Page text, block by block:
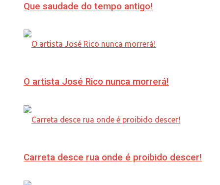
Que saudade do tempo antigo!
O artista José Rico nunca morrerá!
Carreta desce rua onde é proibido descer!